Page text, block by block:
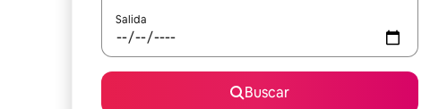
Salida
Buscar